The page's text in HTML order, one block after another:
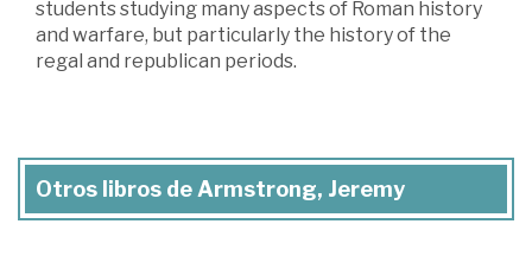
students studying many aspects of Roman history
and warfare, but particularly the history of the
regal and republican periods.
Otros libros de Armstrong, Jeremy